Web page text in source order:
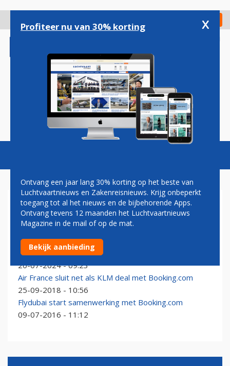
gaan
Check in
Magazine Podcasts Vacatures
BOOKING.COM
Ryanair claimt overwinning op Booking in Amerikaanse
rechtszaak
20-07-2024 - 09:23
Air France sluit net als KLM deal met Booking.com
25-09-2018 - 10:56
Flydubai start samenwerking met Booking.com
09-07-2016 - 11:12
Profiteer nu van 30% korting x
Ontvang een jaar lang 30% korting op het beste van
Luchtvaartnieuws en Zakenreisnieuws. Krijg onbeperkt
toegang tot al het nieuws en de bijbehorende Apps.
Ontvang tevens 12 maanden het Luchtvaartnieuws
Magazine in de mail of op de mat.
Bekijk aanbieding